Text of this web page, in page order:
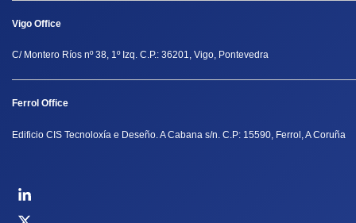
Vigo Office
C/ Montero Ríos nº 38, 1º Izq. C.P.: 36201, Vigo, Pontevedra
Ferrol Office
Edificio CIS Tecnoloxía e Deseño. A Cabana s/n. C.P: 15590, Ferrol, A Coruña